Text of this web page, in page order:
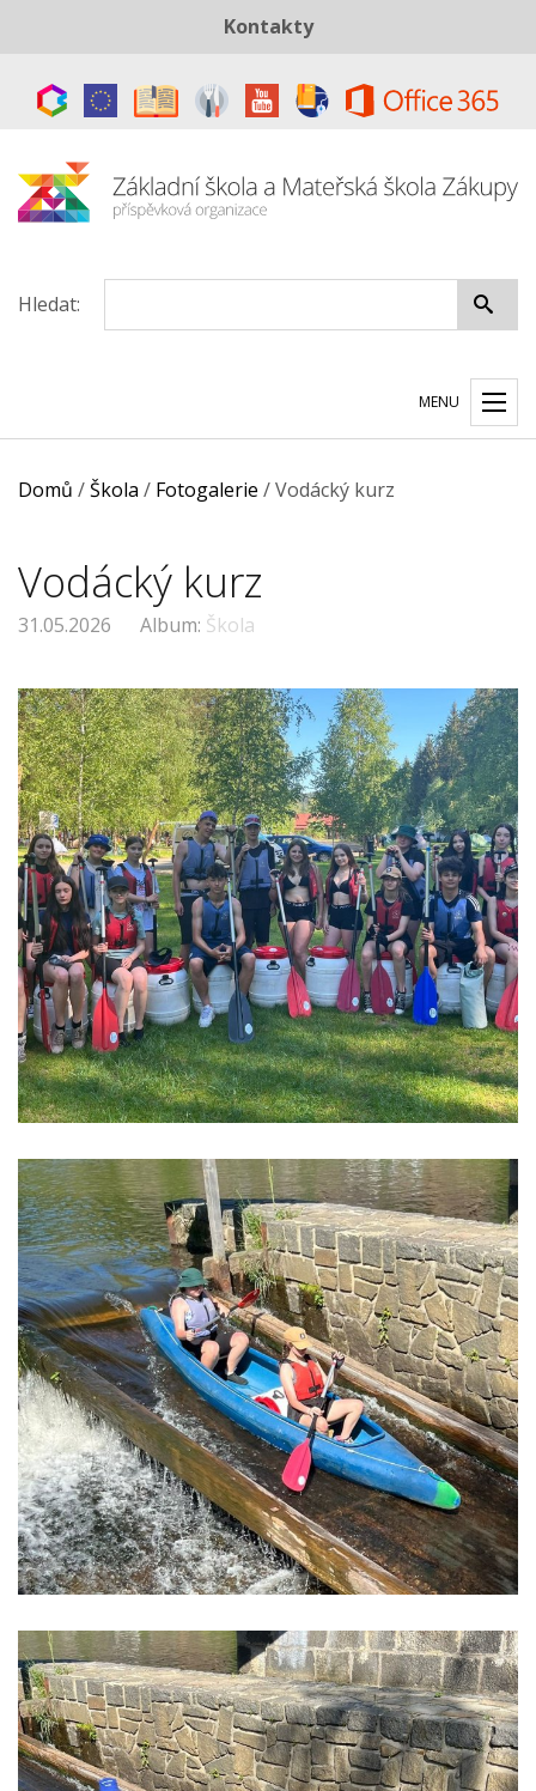
Kontakty
Datová schránka:ye8cp64
Hledat:
MENU
Domů /Škola / Fotogalerie /Vodácký kurz
Vodácký kurz
31.05.2026 Album: Škola